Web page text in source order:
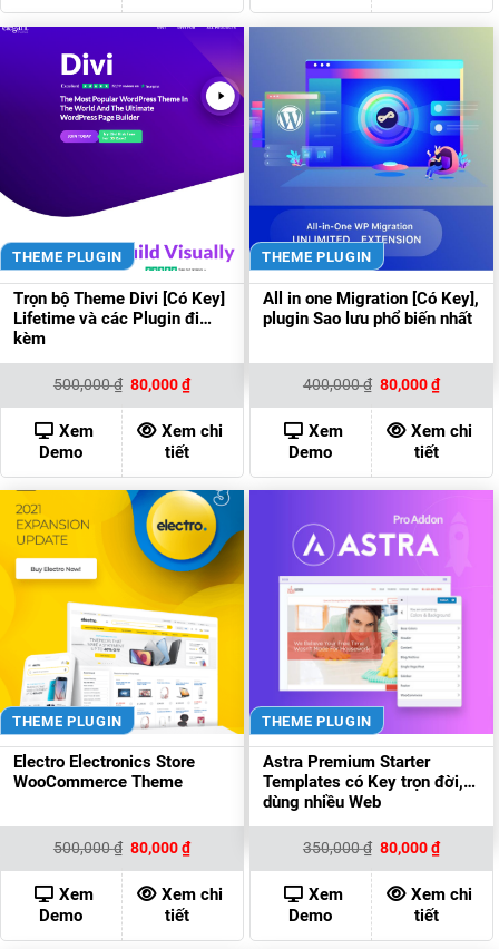
THEME PLUGIN
Trọn bộ Theme Divi [Có Key]
Lifetime và các Plugin đi
kèm
500,000₫ Giá
gốc
là:
500,000 ₫.
80,000₫Giá
hiện
tại
là:
80,000 ₫.
Xem
Demo
Xem chi
tiết
THEME PLUGIN
All in one Migration [Có Key],
plugin Sao lưu phổ biến nhất
400,000₫ Giá
gốc
là:
400,000 ₫.
80,000₫Giá
hiện
tại
là:
80,000
Xem
Demo
Xem chi
tiết
THEME PLUGIN
Electro Electronics Store
WooCommerce Theme
500,000₫ Giá
gốc
là:
500,000 ₫.
80,000₫Giá
hiện
tại
là:
80,000 ₫.
Xem
Demo
Xem chi
tiết
THEME PLUGIN
Astra Premium Starter
Templates có Key trọn đời,
dùng nhiều Web
350,000₫ Giá
gốc
là:
350,000 ₫.
80,000₫Giá
hiện
tại
là:
80,000
Xem
Demo
Xem chi
tiết